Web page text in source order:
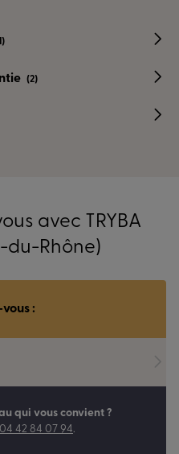
(2)
avec TRYBA
du-Rhône)
:
qui vous convient ?
04 42 84 07 94.